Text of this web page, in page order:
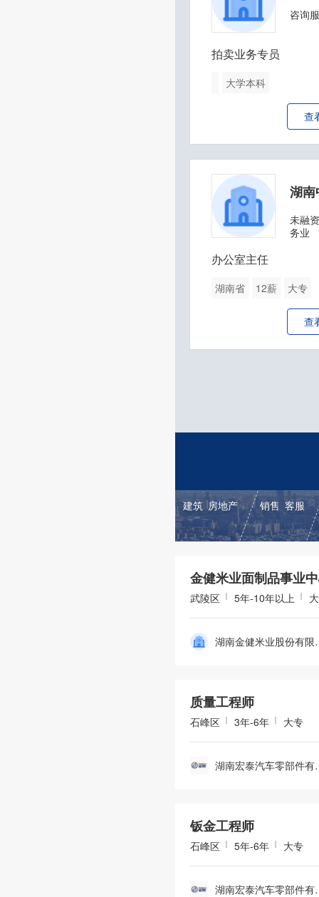
咨询
拍卖业务专员
大学本科
查
未融资
务业
办公室主任
湖南省 12薪 大专
查
建筑 房地产 销售 客服
武陵区 5年-10年以上
湖南
质量工程师
石峰区 3年-6年 大专
湖南
钣金工程师
石峰区 5年-6年 大专
湖南